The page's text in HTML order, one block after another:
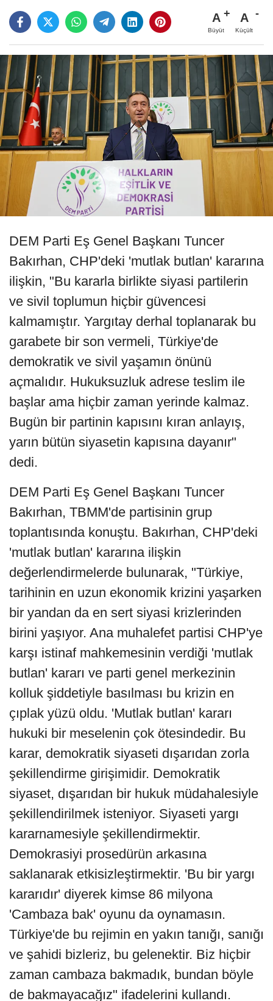
A
Büyüt
A
Küçült
DEM Parti Eş Genel Başkanı Tuncer
Bakırhan, CHP'deki 'mutlak butlan' kararına
ilişkin, "Bu kararla birlikte siyasi partilerin
ve sivil toplumun hiçbir güvencesi
kalmamıştır. Yargıtay derhal toplanarak bu
garabete bir son vermeli, Türkiye'de
demokratik ve sivil yaşamın önünü
açmalıdır. Hukuksuzluk adrese teslim ile
başlar ama hiçbir zaman yerinde kalmaz.
Bugün bir partinin kapısını kıran anlayış,
yarın bütün siyasetin kapısına dayanır"
dedi.
DEM Parti Eş Genel Başkanı Tuncer
Bakırhan, TBMM'de partisinin grup
toplantısında konuştu. Bakırhan, CHP'deki
'mutlak butlan' kararına ilişkin
değerlendirmelerde bulunarak, "Türkiye,
tarihinin en uzun ekonomik krizini yaşarken
bir yandan da en sert siyasi krizlerinden
birini yaşıyor. Ana muhalefet partisi CHP'ye
karşı istinaf mahkemesinin verdiği 'mutlak
butlan' kararı ve parti genel merkezinin
kolluk şiddetiyle basılması bu krizin en
çıplak yüzü oldu. 'Mutlak butlan' kararı
hukuki bir meselenin çok ötesindedir. Bu
karar, demokratik siyaseti dışarıdan zorla
şekillendirme girişimidir. Demokratik
siyaset, dışarıdan bir hukuk müdahalesiyle
şekillendirilmek isteniyor. Siyaseti yargı
kararnamesiyle şekillendirmektir.
Demokrasiyi prosedürün arkasına
saklanarak etkisizleştirmektir. 'Bu bir yargı
kararıdır' diyerek kimse 86 milyona
'Cambaza bak' oyunu da oynamasın.
Türkiye'de bu rejimin en yakın tanığı, sanığı
ve şahidi bizleriz, bu gelenektir. Biz hiçbir
zaman cambaza bakmadık, bundan böyle
de bakmayacağız" ifadelerini kullandı.